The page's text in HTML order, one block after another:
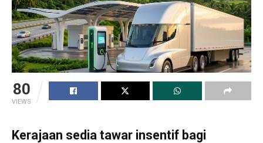
80
VIEWS
Kerajaan sedia tawar insentif bagi